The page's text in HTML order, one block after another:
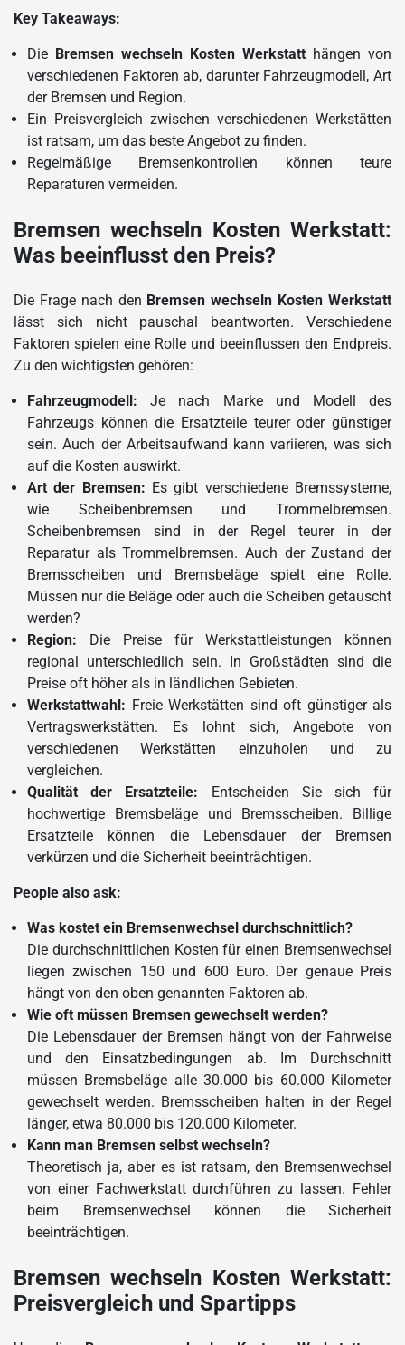
Key Takeaways:
Die Bremsen wechseln Kosten Werkstatt hängen von
verschiedenen Faktoren ab, darunter Fahrzeugmodell, Art
der Bremsen und Region.
Ein Preisvergleich zwischen verschiedenen Werkstätten
ist ratsam, um das beste Angebot zu finden.
Regelmäßige Bremsenkontrollen können teure
Reparaturen vermeiden.
Bremsen wechseln Kosten Werkstatt:
Was beeinflusst den Preis?
Die Frage nach den Bremsen wechseln Kosten Werkstatt
lässt sich nicht pauschal beantworten. Verschiedene
Faktoren spielen eine Rolle und beeinflussen den Endpreis.
Zu den wichtigsten gehören:
Fahrzeugmodell: Je nach Marke und Modell des
Fahrzeugs können die Ersatzteile teurer oder günstiger
sein. Auch der Arbeitsaufwand kann variieren, was sich
auf die Kosten auswirkt.
Art der Bremsen: Es gibt verschiedene Bremssysteme,
wie Scheibenbremsen und Trommelbremsen.
Scheibenbremsen sind in der Regel teurer in der
Reparatur als Trommelbremsen. Auch der Zustand der
Bremsscheiben und Bremsbeläge spielt eine Rolle.
Müssen nur die Beläge oder auch die Scheiben getauscht
werden?
Region: Die Preise für Werkstattleistungen können
regional unterschiedlich sein. In Großstädten sind die
Preise oft höher als in ländlichen Gebieten.
Werkstattwahl: Freie Werkstätten sind oft günstiger als
Vertragswerkstätten. Es lohnt sich, Angebote von
verschiedenen Werkstätten einzuholen und zu
vergleichen.
Qualität der Ersatzteile: Entscheiden Sie sich für
hochwertige Bremsbeläge und Bremsscheiben. Billige
Ersatzteile können die Lebensdauer der Bremsen
verkürzen und die Sicherheit beeinträchtigen.
People also ask:
Was kostet ein Bremsenwechsel durchschnittlich?
Die durchschnittlichen Kosten für einen Bremsenwechsel
liegen zwischen 150 und 600 Euro. Der genaue Preis
hängt von den oben genannten Faktoren ab.
Wie oft müssen Bremsen gewechselt werden?
Die Lebensdauer der Bremsen hängt von der Fahrweise
und den Einsatzbedingungen ab. Im Durchschnitt
müssen Bremsbeläge alle 30.000 bis 60.000 Kilometer
gewechselt werden. Bremsscheiben halten in der Regel
länger, etwa 80.000 bis 120.000 Kilometer.
Kann man Bremsen selbst wechseln?
Theoretisch ja, aber es ist ratsam, den Bremsenwechsel
von einer Fachwerkstatt durchführen zu lassen. Fehler
beim Bremsenwechsel können die Sicherheit
beeinträchtigen.
Bremsen wechseln Kosten Werkstatt:
Preisvergleich und Spartipps